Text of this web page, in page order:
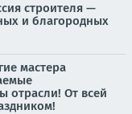
строителя —
и благородных
мастера
отрасли! От всей